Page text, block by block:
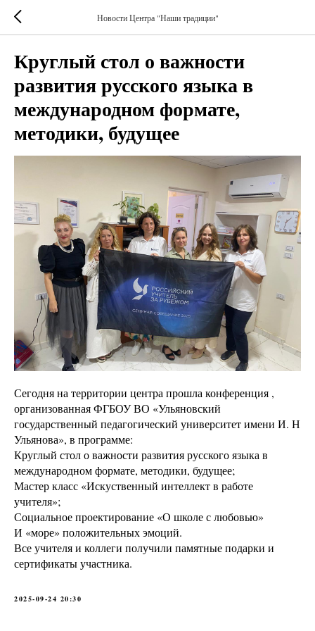
Новости Центра "Наши традиции"
Круглый стол о важности
развития русского языка в
международном формате,
методики, будущее
Сегодня на территории центра прошла конференция ,
организованная ФГБОУ ВО «Ульяновский
государственный педагогический университет имени И. Н
Ульянова», в программе:
Круглый стол о важности развития русского языка в
международном формате, методики, будущее;
Мастер класс «Искуственный интеллект в работе
учителя»;
Социальное проектирование «О школе с любовью»
И «море» положительных эмоций.
Все учителя и коллеги получили памятные подарки и
сертификаты участника.
2025-09-24 20:30